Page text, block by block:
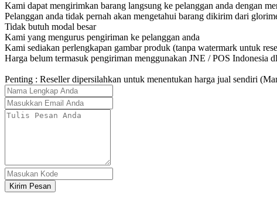
Kami dapat mengirimkan barang langsung ke pelanggan anda dengan
Pelanggan anda tidak pernah akan mengetahui barang dikirim dari
Tidak butuh modal besar
Kami yang mengurus pengiriman ke pelanggan anda
Kami sediakan perlengkapan gambar produk (tanpa watermark untuk
Harga belum termasuk pengiriman menggunakan JNE / POS Indonesia
Penting : Reseller dipersilahkan untuk menentukan harga jual sendiri
Kirim Pesan